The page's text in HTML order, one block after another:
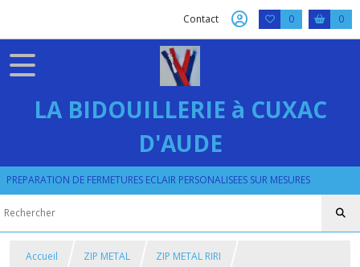
Contact 0 0
LA BIDOUILLERIE à CUXAC
D'AUDE
PREPARATION DE FERMETURES ECLAIR PERSONALISEES SUR MESURES
Accueil ZIP METAL ZIP METAL RIRI